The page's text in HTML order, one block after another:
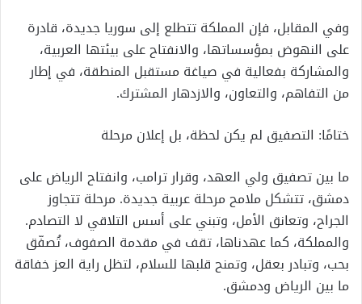
وفي المقابل، فإن المملكة تتطلع إلى سوريا جديدة، قادرة
على النهوض بمؤسساتها، والانفتاح على بيئتها العربية،
والمشاركة بفعالية في صياغة مستقبل المنطقة، في إطار
من التفاهم، والتعاون، والازدهار المشترك.
ختامًا: التصفيق لم يكن لحظة، بل إعلان مرحلة
ما بين تصفيق ولي العهد، وقرار ترامب، وانفتاح الرياض على
دمشق، تتشكل ملامح مرحلة عربية جديدة. مرحلة تتجاوز
الجراح، وتعانق الأمل، وتبني على أسس التلاقي لا التصادم.
والمملكة، كما عهدناها، تقف في مقدمة الصفوف، تُصفّق
بحب، وتبادر بعقل، وتمنح قلبها للسلام، لتظل راية العز خفاقة
ما بين الرياض ودمشق.